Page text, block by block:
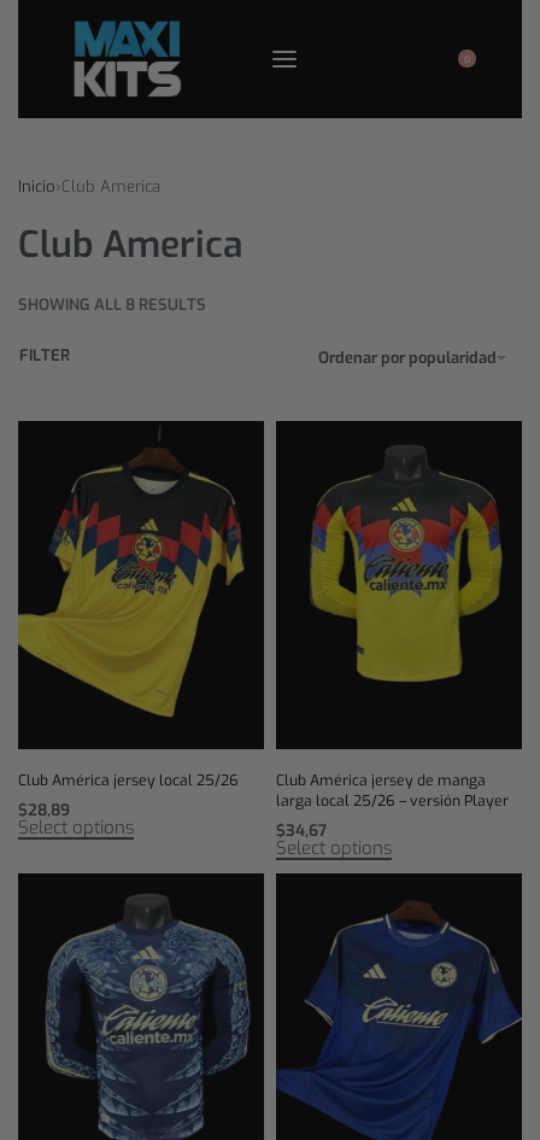
0
Inicio›Club America
Club America
SHOWING ALL 8 RESULTS
Ordenar por popularidad
FILTER
Club América jersey local 25/26
$28,89
Select options
Club América jersey de manga
larga local 25/26 – versión Player
$34,67
Select options